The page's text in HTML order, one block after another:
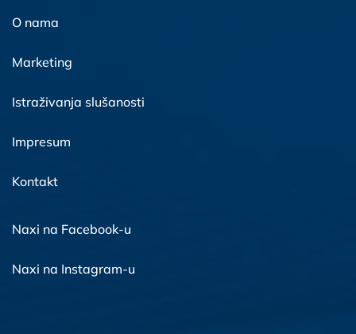
O nama
Marketing
Istraživanja slušanosti
Impresum
Kontakt
Naxi na Facebook-u
Naxi na Instagram-u